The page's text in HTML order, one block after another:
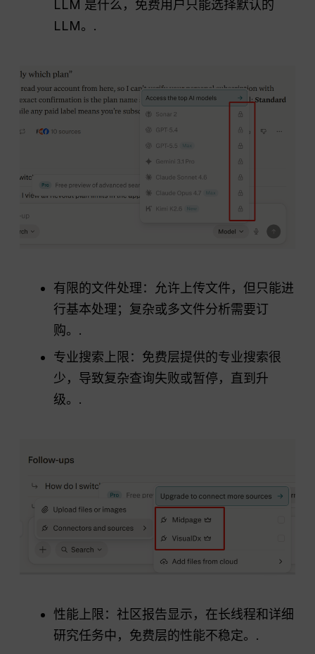
LLM 是什么，免费用户只能选择默认的
LLM。.
有限的文件处理：允许上传文件，但只能进
行基本处理；复杂或多文件分析需要订
购。.
专业搜索上限：免费层提供的专业搜索很
少，导致复杂查询失败或暂停，直到升
级。.
性能上限：社区报告显示，在长线程和详细
研究任务中，免费层的性能不稳定。.